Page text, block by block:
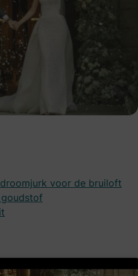
voor de bruiloft
goudstof